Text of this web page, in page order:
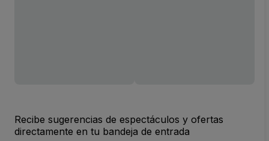
Recibe sugerencias de espectáculos y ofertas
directamente en tu bandeja de entrada